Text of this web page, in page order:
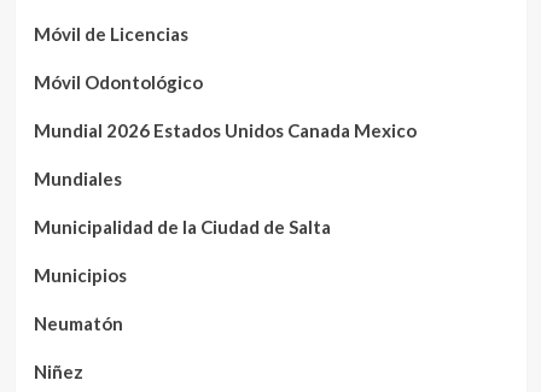
Móvil de Licencias
Móvil Odontológico
Mundial 2026 Estados Unidos Canada Mexico
Mundiales
Municipalidad de la Ciudad de Salta
Municipios
Neumatón
Niñez